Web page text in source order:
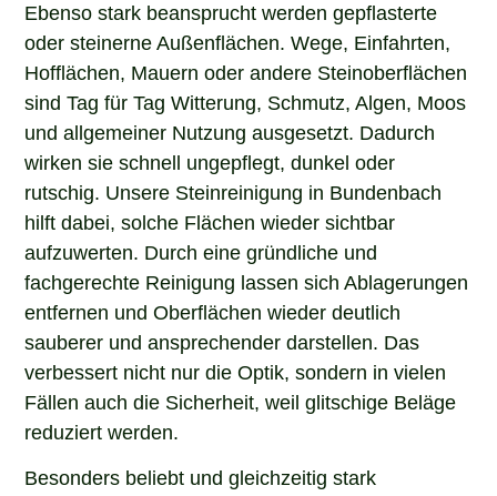
Ebenso stark beansprucht werden gepflasterte
oder steinerne Außenflächen. Wege, Einfahrten,
Hofflächen, Mauern oder andere Steinoberflächen
sind Tag für Tag Witterung, Schmutz, Algen, Moos
und allgemeiner Nutzung ausgesetzt. Dadurch
wirken sie schnell ungepflegt, dunkel oder
rutschig. Unsere Steinreinigung in Bundenbach
hilft dabei, solche Flächen wieder sichtbar
aufzuwerten. Durch eine gründliche und
fachgerechte Reinigung lassen sich Ablagerungen
entfernen und Oberflächen wieder deutlich
sauberer und ansprechender darstellen. Das
verbessert nicht nur die Optik, sondern in vielen
Fällen auch die Sicherheit, weil glitschige Beläge
reduziert werden.
Besonders beliebt und gleichzeitig stark